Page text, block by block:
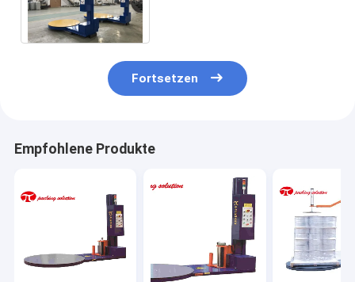
Fortsetzen
Empfohlene Produkte